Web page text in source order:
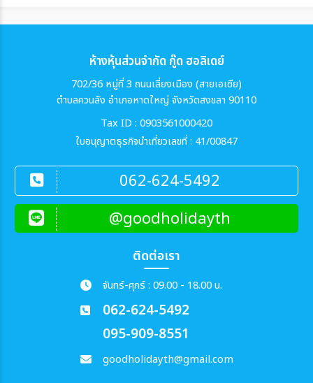
ห้างหุ้นส่วนจำกัด กู๊ด ฮอลิเดย์
702/36 หมู่ที่ 3 ถนนเลี่ยงเมือง (สายเอเซีย)
ตำบลควนลัง อำเภอหาดใหญ่ จังหวัดสงขลา 90110
Tax ID : 0903561000420
ใบอนุญาตธุรกิจนำเที่ยวเลขที่ : 41/00847
062-624-5492
@goodholidayth
ติดต่อเรา
จันทร์-ศุกร์ : 09.00 - 18.00 น.
062-624-5492
095-909-8551
goodholidayth@gmail.com